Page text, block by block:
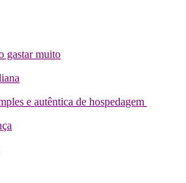
gastar muito
e autêntica de hospedagem